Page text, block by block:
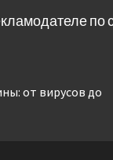
по
от вирусов до